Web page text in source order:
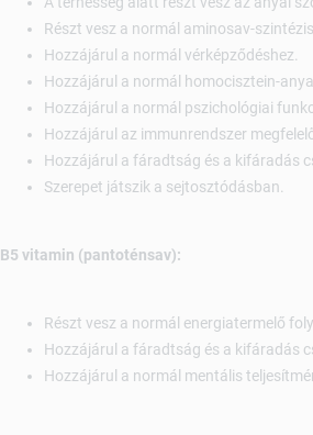
Részt vesz a normál aminosav-
Hozzájárul a normál vérképződéshez.
Hozzájárul a normál homocisztein-
Hozzájárul a normál pszichológiai
Hozzájárul az immunrendszer
Hozzájárul a fáradtság és a kifáradás
Szerepet játszik a sejtosztódásban.
B5 vitamin (pantoténsav):
Részt vesz a normál energiatermelő
Hozzájárul a fáradtság és a kifáradás
Hozzájárul a normál mentális